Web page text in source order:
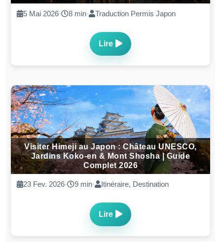
5 Mai 2026· 8 min· Traduction Permis Japon
Lire
Visiter Himeji au Japon : Château UNESCO,
Jardins Koko-en & Mont Shosha | Guide
Complet 2026
23 Fev. 2026· 9 min· Itinéraire, Destination
Lire